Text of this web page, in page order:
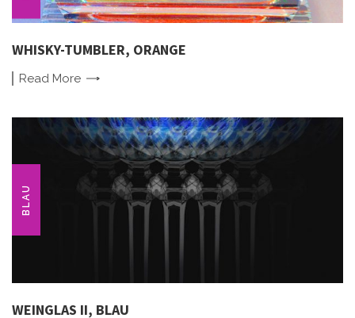
WHISKY-TUMBLER, ORANGE
Read More
BLAU
WEINGLAS II, BLAU